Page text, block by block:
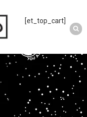
[et_top_cart]